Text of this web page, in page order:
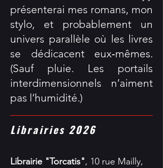
présenterai mes romans, mon
stylo, et probablement un
univers parallèle où les livres
se dédicacent eux‑mêmes.
(Sauf pluie. Les portails
interdimensionnels n’aiment
pas l’humidité.)
Librairies 2026
Librairie "Torcatis", 10 rue Mailly,